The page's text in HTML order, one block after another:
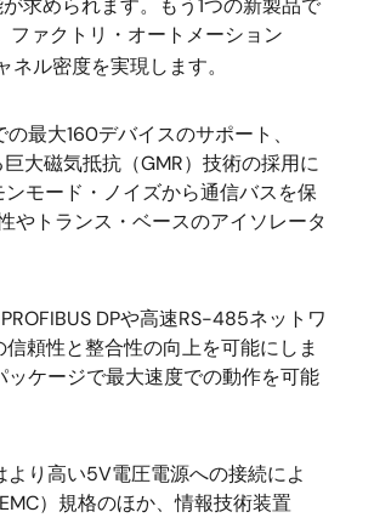
求められます。もう1つの新製品で
ァクトリ・オートメーション
ル密度を実現します。
最大160デバイスのサポート、
大磁気抵抗（GMR）技術の採用に
モード・ノイズから通信バスを保
やトランス・ベースのアイソレータ
DPや高速RS-485ネットワ
頼性と整合性の向上を可能にしま
ケージで最大速度での動作を可能
り高い5V電圧電源への接続によ
）規格のほか、情報技術装置